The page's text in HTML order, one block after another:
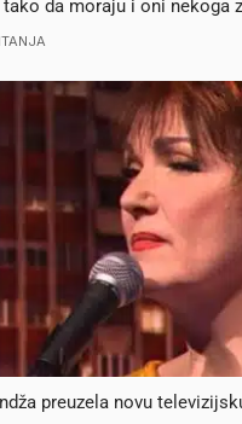
da moraju i oni nekoga
preuzela novu